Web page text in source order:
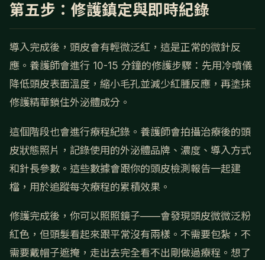
第五步：修護鎮定與即時紀錄
導入完成後，頭皮會有輕微泛紅，這是正常的微針反
應。養護師會進行 10-15 分鐘的修護步驟：先用冷噴儀
降低頭皮表面溫度，縮小毛孔並減少紅腫反應，再塗抹
修護精華鎖住外泌體成分。
這個階段也會進行療程紀錄。養護師會拍攝治療後的頭
皮狀態照片，記錄使用的外泌體品牌、濃度、導入方式
和針長參數。這些數據會跟你的頭皮檢測報告一起建
檔，用於追蹤每次療程的累積效果。
修護完成後，你可以照照鏡子——會發現頭皮微微泛粉
紅色，但頭髮看起來跟平常沒有兩樣。不需要包紮，不
需要戴帽子遮掩，走出去完全看不出剛做過療程。想了